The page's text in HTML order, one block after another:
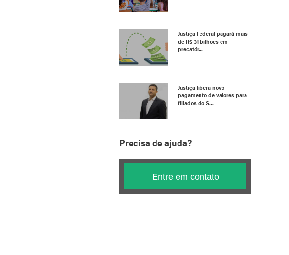
Justiça Federal pagará mais
de R$ 31 bilhões em
precatór...
Justiça libera novo
pagamento de valores para
filiados do S...
Precisa de ajuda?
Entre em contato